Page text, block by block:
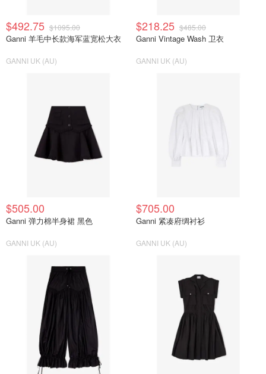
$492.75 $1095.00
Ganni 羊毛中长款海军蓝宽松大衣
GANNI UK (AU)
$218.25 $485.00
Ganni Vintage Wash 卫衣
GANNI UK (AU)
$505.00
Ganni 弹力棉半身裙 黑色
GANNI UK (AU)
$705.00
Ganni 紧凑府绸衬衫
GANNI UK (AU)